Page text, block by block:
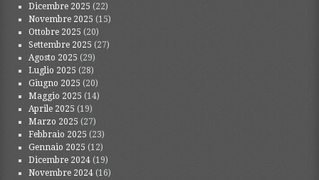
Dicembre 2025 (22)
Novembre 2025 (15)
Ottobre 2025 (20)
Settembre 2025 (27)
Agosto 2025 (29)
Luglio 2025 (28)
Giugno 2025 (20)
Maggio 2025 (14)
Aprile 2025 (19)
Marzo 2025 (27)
Febbraio 2025 (23)
Gennaio 2025 (12)
Dicembre 2024 (19)
Novembre 2024 (16)